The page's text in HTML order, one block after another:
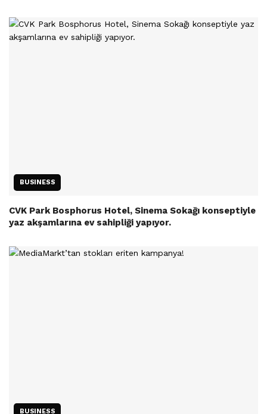
BUSINESS
CVK Park Bosphorus Hotel, Sinema Sokağı konseptiyle
yaz akşamlarına ev sahipliği yapıyor.
BUSINESS